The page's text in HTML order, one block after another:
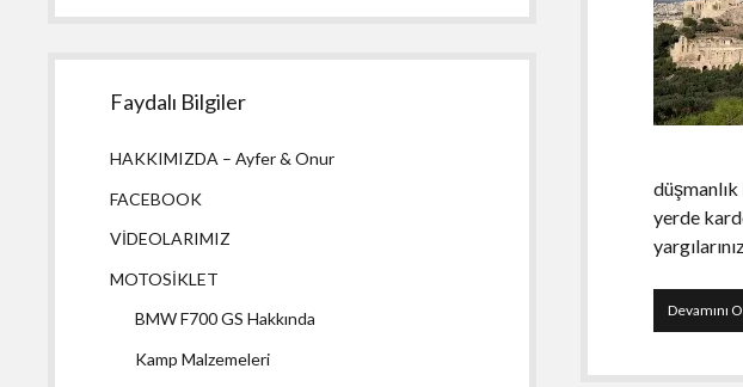
yerde
Devamını
Faydalı Bilgiler
HAKKIMIZDA – Ayfer & Onur
FACEBOOK
VİDEOLARIMIZ
MOTOSİKLET
BMW F700 GS Hakkında
Kamp Malzemeleri